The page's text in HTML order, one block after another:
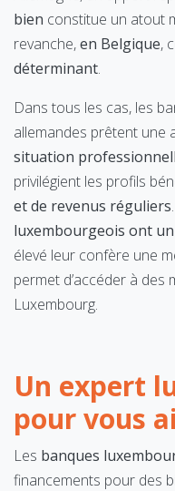
bien constitue un atout
revanche,en Belgique,
déterminant.
Dans tous les cas, les
allemandes prêtent une
situation
privilégient les profils
et de revenus réguliers
luxembourgeois ont
élevé leur confère une
permet d’accéder à des
Luxembourg.
Un expert
pour vous
Les banques
financements pour des